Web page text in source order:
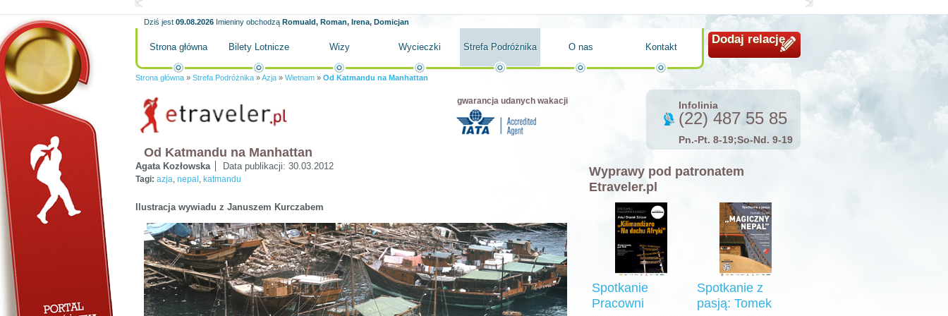
Dziś jest 09.08.2026 Imieniny obchodzą Romuald, Roman, Irena, Domicjan
Dodaj relację
Strona główna Bilety Lotnicze Wizy Wycieczki Strefa Podróżnika O nas Kontakt
Strona główna » Strefa Podróżnika »Azja » Wietnam » Od Katmandu na Manhattan
gwarancja udanych wakacji
Od Katmandu na Manhattan
Agata Kozłowska Data publikacji: 30.03.2012
Tagi: azja, nepal , katmandu
Ilustracja wywiadu z Januszem Kurczabem
Infolinia
(22) 487 55 85
Pn.-Pt. 8-19;So-Nd. 9-19
Wyprawy pod patronatem
Etraveler.pl
Spotkanie
Pracowni
Spotkanie z
pasją: Tomek